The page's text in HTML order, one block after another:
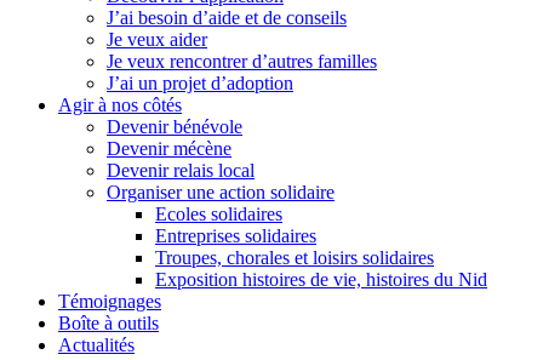
J’ai besoin d’aide et de conseils
Je veux aider
Je veux rencontrer d’autres familles
J’ai un projet d’adoption
Agir à nos côtés
Devenir bénévole
Devenir mécène
Devenir relais local
Organiser une action solidaire
Ecoles solidaires
Entreprises solidaires
Troupes, chorales et loisirs solidaires
Exposition histoires de vie, histoires du Nid
Témoignages
Boîte à outils
Actualités